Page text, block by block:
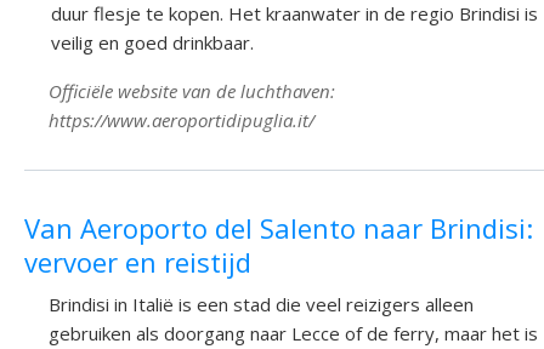
duur flesje te kopen. Het kraanwater in de regio Brindisi is
veilig en goed drinkbaar.
Officiële website van de luchthaven:
https://www.aeroportidipuglia.it/
Van Aeroporto del Salento naar Brindisi:
vervoer en reistijd
Brindisi in Italië is een stad die veel reizigers alleen
gebruiken als doorgang naar Lecce of de ferry, maar het is